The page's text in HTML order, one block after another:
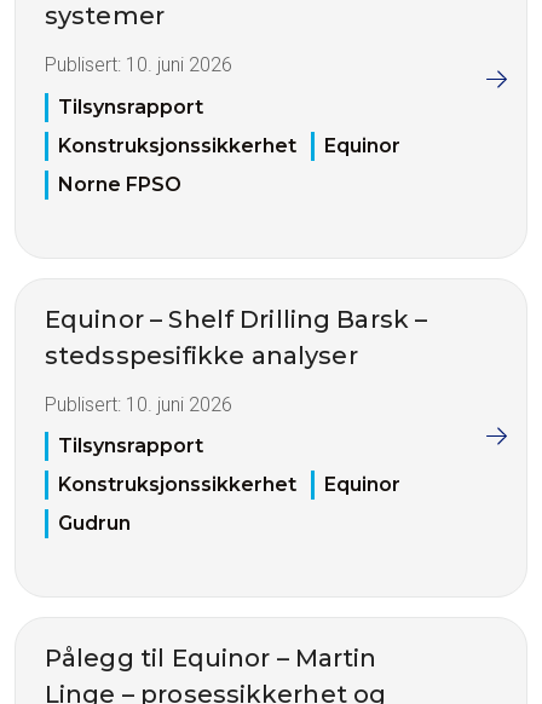
systemer
Publisert: 10. juni 2026
Tilsynsrapport
Konstruksjonssikkerhet
Equinor
Norne FPSO
Equinor – Shelf Drilling Barsk –
stedsspesifikke analyser
Publisert: 10. juni 2026
Tilsynsrapport
Konstruksjonssikkerhet
Equinor
Gudrun
Pålegg til Equinor – Martin
Linge – prosessikkerhet og